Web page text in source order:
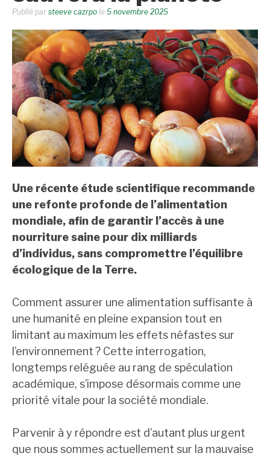
Publié par steeve cazrpo le 5 novembre 2025
Une récente étude scientifique recommande
une refonte profonde de l’alimentation
mondiale, afin de garantir l’accès à une
nourriture saine pour dix milliards
d’individus, sans compromettre l’équilibre
écologique de la Terre.
Comment assurer une alimentation suffisante à
une humanité en pleine expansion tout en
limitant au maximum les effets néfastes sur
l’environnement ? Cette interrogation,
longtemps reléguée au rang de spéculation
académique, s’impose désormais comme une
priorité vitale pour la société mondiale.
Parvenir à y répondre est d’autant plus urgent
que nous sommes actuellement sur la mauvaise